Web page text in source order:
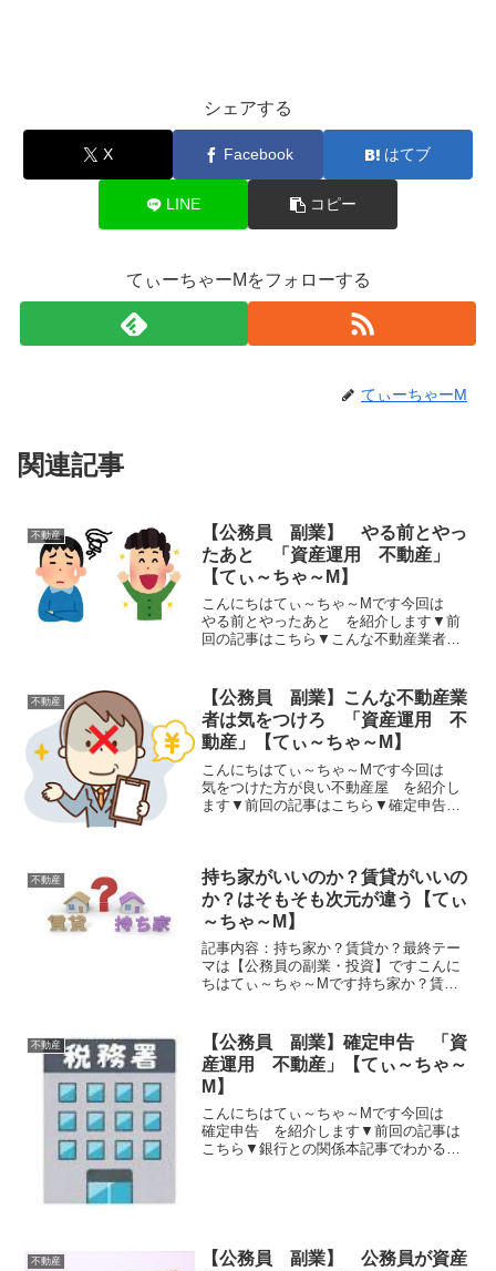
シェアする
X Facebook はてブ
LINE コピー
てぃーちゃーMをフォローする
てぃーちゃーM
関連記事
不動産
【公務員 副業】 やる前とやっ
たあと 「資産運用 不動産」
【てぃ～ちゃ～M】
こんにちはてぃ～ちゃ～Mです今回は
やる前とやったあと を紹介します▼前
回の記事はこちら▼こんな不動産業者に
安？希望？決断はいつ？やった後やる前
の不安？希望？はじめて投...
不動産
【公務員 副業】こんな不動産業
者は気をつけろ 「資産運用 不
動産」【てぃ～ちゃ～M】
こんにちはてぃ～ちゃ～Mです今回は
気をつけた方が良い不動産屋 を紹介し
ます▼前回の記事はこちら▼確定申告本
の購入した物件の入居者...
不動産
持ち家がいいのか？賃貸がいいの
か？はそもそも次元が違う【てぃ
～ちゃ～M】
記事内容：持ち家か？賃貸か？最終テー
マは【公務員の副業・投資】ですこんに
ちはてぃ～ちゃ～Mです持ち家か？賃貸
える人によって意味が変わってきますこ
の記事を読んでいるあなた...
不動産
【公務員 副業】確定申告 「資
産運用 不動産」【てぃ～ちゃ～
M】
こんにちはてぃ～ちゃ～Mです今回は
確定申告 を紹介します▼前回の記事は
こちら▼銀行との関係本記事でわかるこ
不動産
【公務員 副業】 公務員が資産